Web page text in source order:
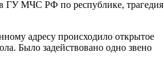
ГУ МЧС РФ по республике, трагедия
адресу происходило открытое
Было задействовано одно звено